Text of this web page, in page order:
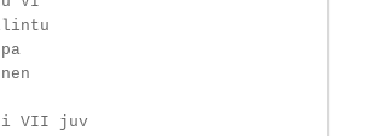
VII juv